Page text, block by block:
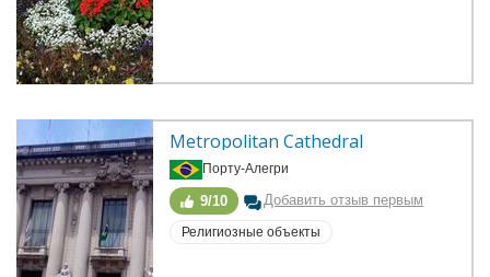
Metropolitan Cathedral
Порту-Алегри
9/10 Добавить отзыв первым
Религиозные объекты